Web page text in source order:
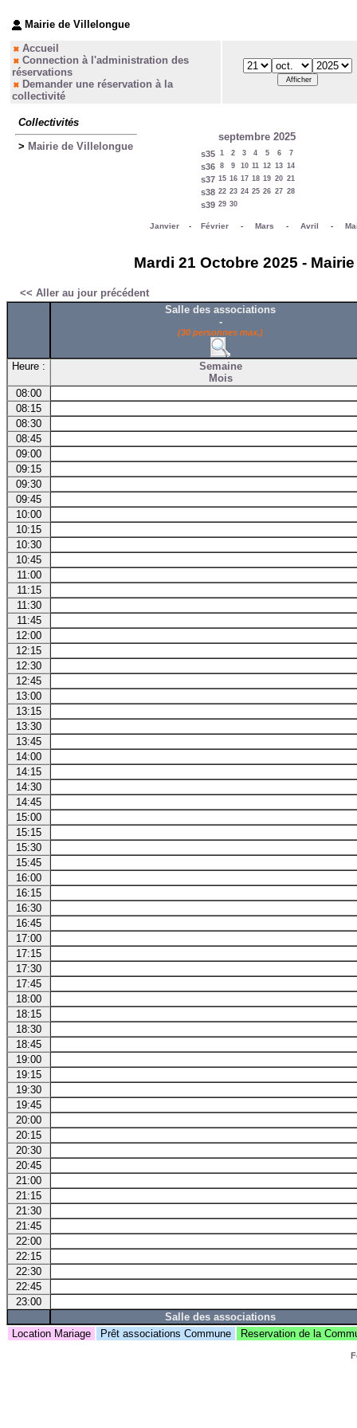
Mairie de Villelongue
Accueil
Connection à l'administration des
réservations
Demander une réservation à la
collectivité
Collectivités
> Mairie de Villelongue
septembre 2025
s35 1 2 3 4 5 6 7
s36 8 9 10 11 12 13 14
s37 15 16 17 18 19 20 21
s38 22 23 24 25 26 27 28
s39 29 30
Janvier- Février- Mars - Avril -
Mardi 21 Octobre 2025 -
<< Aller au jour précédent
Salle des associations
-
(30 personnes max.)
Heure :
Semaine
Mois
08:00
08:15
08:30
08:45
09:00
09:15
09:30
09:45
10:00
10:15
10:30
10:45
11:00
11:15
11:30
11:45
12:00
12:15
12:30
12:45
13:00
13:15
13:30
13:45
14:00
14:15
14:30
14:45
15:00
15:15
15:30
15:45
16:00
16:15
16:30
16:45
17:00
17:15
17:30
17:45
18:00
18:15
18:30
18:45
19:00
19:15
19:30
19:45
20:00
20:15
20:30
20:45
21:00
21:15
21:30
21:45
22:00
22:15
22:30
22:45
23:00
Salle des associations
Location Mariage
Prêt associations Commune Reservation de la